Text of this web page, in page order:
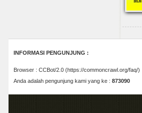
INFORMASI PENGUNJUNG :
Browser : CCBot/2.0 (https://commoncrawl.org/faq/)
Anda adalah pengunjung kami yang ke : 873090